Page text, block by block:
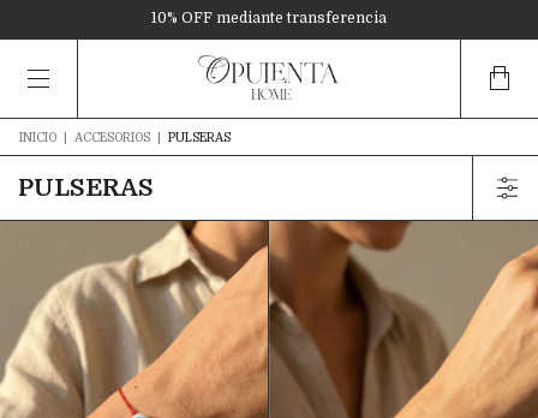
3 cuotas sin interés en toda la tienda
10% OFF mediante transferencia
INICIO ACCESORIOS PULSERAS
PULSERAS